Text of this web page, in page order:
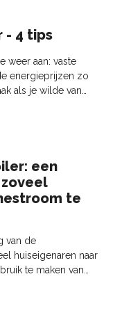
- 4 tips
weer aan: vaste
energieprijzen zo
als je wilde van
een
te
van de
huiseigenaren naar
te maken van